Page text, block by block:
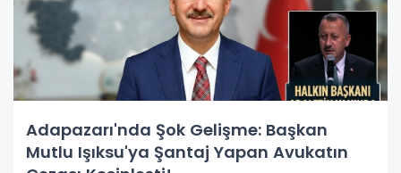
Adapazarı'nda Şok Gelişme: Başkan
Mutlu Işıksu'ya Şantaj Yapan Avukatın